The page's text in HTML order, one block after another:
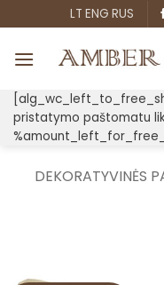
to
content
LT ENG RUS
pristatymo paštomatu
DEKORATYVINĖS